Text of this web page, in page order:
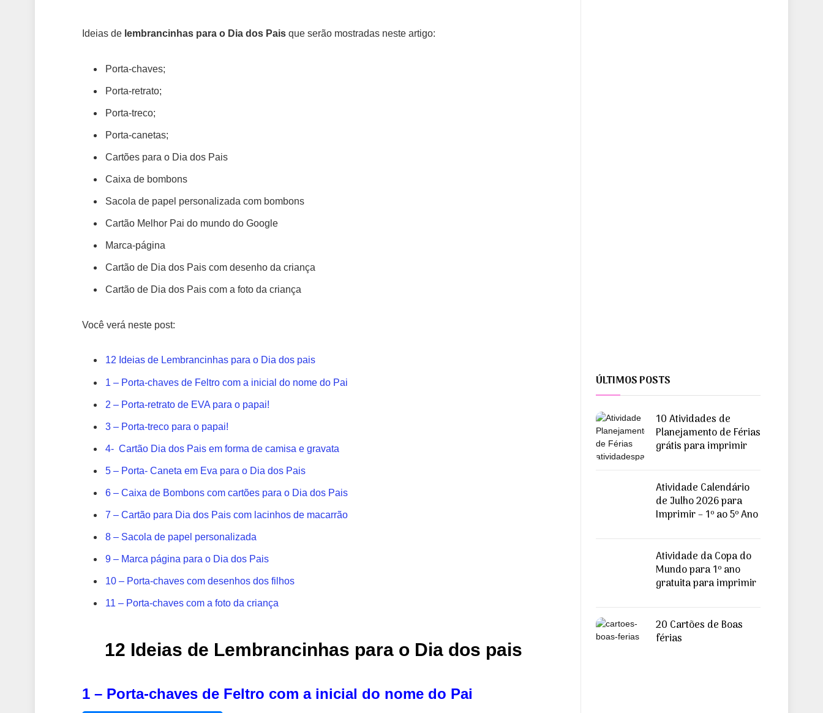
Ideias de lembrancinhas para o Dia dos Pais que serão mostradas neste artigo:
Porta-chaves;
Porta-retrato;
Porta-treco;
Porta-canetas;
Cartões para o Dia dos Pais
Caixa de bombons
Sacola de papel personalizada com bombons
Cartão Melhor Pai do mundo do Google
Marca-página
Cartão de Dia dos Pais com desenho da criança
Cartão de Dia dos Pais com a foto da criança
Você verá neste post:
12 Ideias de Lembrancinhas para o Dia dos pais
1 – Porta-chaves de Feltro com a inicial do nome do Pai
2 – Porta-retrato de EVA para o papai!
3 – Porta-treco para o papai!
4- Cartão Dia dos Pais em forma de camisa e gravata
5 – Porta- Caneta em Eva para o Dia dos Pais
6 – Caixa de Bombons com cartões para o Dia dos Pais
7 – Cartão para Dia dos Pais com lacinhos de macarrão
8 – Sacola de papel personalizada
9 – Marca página para o Dia dos Pais
10 – Porta-chaves com desenhos dos filhos
11 – Porta-chaves com a foto da criança
12 Ideias de Lembrancinhas para o Dia dos pais
1 – Porta-chaves de Feltro com a inicial do nome do Pai
ÚLTIMOS POSTS
10 Atividades de
Planejamento de Férias
grátis para imprimir
Atividade Calendário
de Julho 2026 para
Imprimir – 1º ao 5º Ano
Atividade da Copa do
Mundo para 1º ano
gratuita para imprimir
20 Cartões de Boas
férias